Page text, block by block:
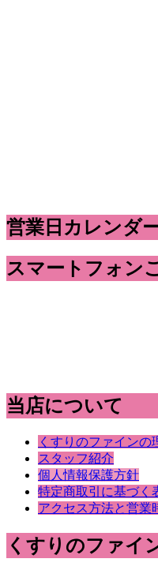
営業日カレンダ
スマートフォン
当店について
くすりのファインの
スタッフ紹介
個人情報保護方針
特定商取引に基づく
アクセス方法と営業
くすりのファイ